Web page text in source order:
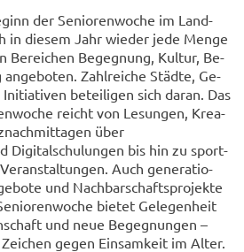
der Se­nio­ren­wo­che im Land­
in die­sem Jahr wie­der jede Menge
Be­rei­chen Be­geg­nung, Kul­tur, Be­
Zahl­rei­che Städ­te, Ge­
be­tei­li­gen sich daran. Das
reicht von Le­sun­gen, Krea­
über
Di­gi­tal­schu­lun­gen bis hin zu sport­
Auch ge­nera­tio­
und Nach­bar­schafts­pro­jek­te
bie­tet Ge­le­gen­heit
und neue Be­geg­nun­gen –
gegen Ein­sam­keit im Alter.